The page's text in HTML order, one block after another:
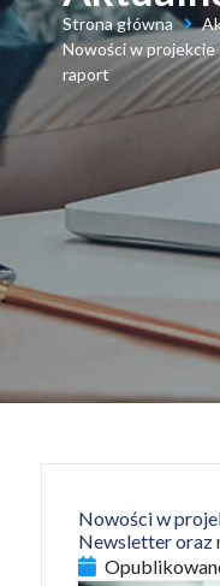
Strona główna
Nowości w
raport
Nowości w
Newsletter oraz